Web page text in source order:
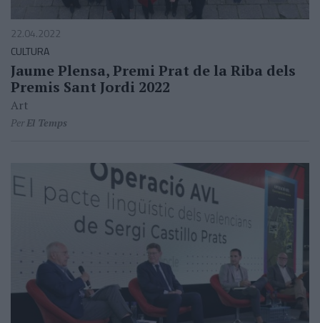
22.04.2022
CULTURA
Jaume Plensa, Premi Prat de la Riba dels
Premis Sant Jordi 2022
Art
PerEl Temps